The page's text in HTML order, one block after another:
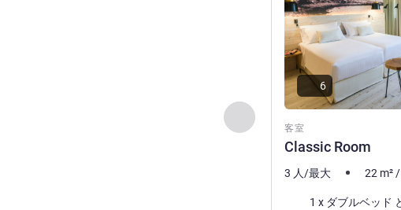
前に戻る - 客室
客室
Classic Room
6
3 人/最大 22 m² /